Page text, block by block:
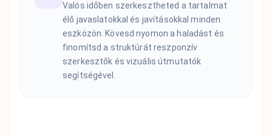
Valós időben szerkesztheted a tartalmat
élő javaslatokkal és javításokkal minden
eszközön. Kövesd nyomon a haladást és
finomítsd a struktúrát reszponzív
szerkesztők és vizuális útmutatók
segítségével.